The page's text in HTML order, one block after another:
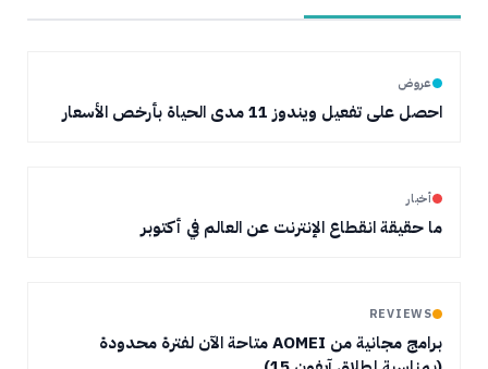
عروض
احصل على تفعيل ويندوز 11 مدى الحياة بأرخص الأسعار
أخبار
ما حقيقة انقطاع الإنترنت عن العالم في أكتوبر
REVIEWS
برامج مجانية من AOMEI متاحة الآن لفترة محدودة